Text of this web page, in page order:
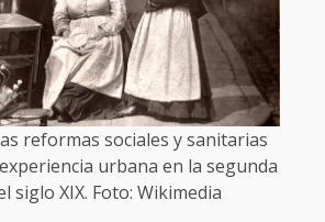
reformas sociales y sanitarias
urbana en la segunda
siglo XIX. Foto: Wikimedia